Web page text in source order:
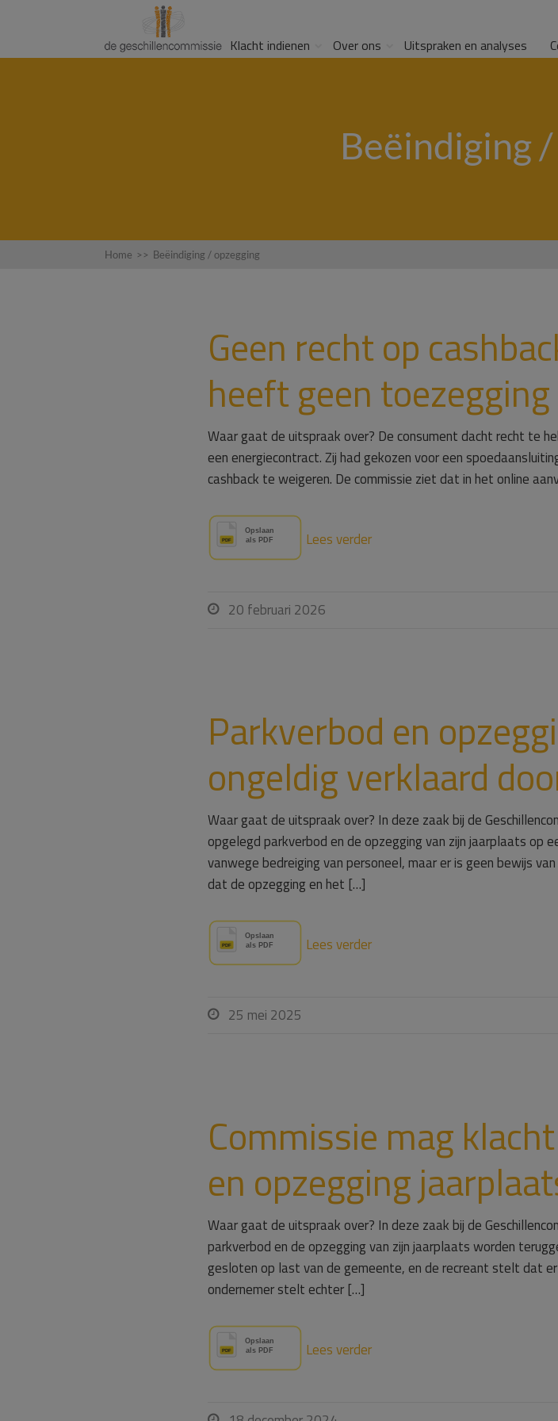
Klacht indienen Over ons Uitspraken en analyses
Beëindiging
Home >> Beëindiging / opzegging
Geen recht op
heeft geen
Waar gaat de uitspraak over? De consument dacht recht te
een energiecontract. Zij had gekozen voor een
cashback te weigeren. De commissie ziet dat in het online
Lees verder
 20 februari 2026
Parkverbod en
ongeldig verklaard
Waar gaat de uitspraak over? In deze zaak bij de
opgelegd parkverbod en de opzegging van zijn jaarplaats op
vanwege bedreiging van personeel, maar er is geen bewijs
dat de opzegging en het […]
Lees verder
 25 mei 2025
Commissie mag
en opzegging
Waar gaat de uitspraak over? In deze zaak bij de
parkverbod en de opzegging van zijn jaarplaats worden
gesloten op last van de gemeente, en de recreant stelt dat
ondernemer stelt echter […]
Lees verder